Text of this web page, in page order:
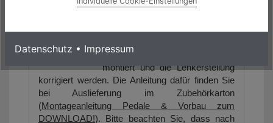
fachgerecht endmontiert und
im Lieferumfang vorhanden)
montiert und die Lenkerstellung
korrigiert werden. Die Anleitung dafür finden Sie
bei Auslieferung im Zubehörkarton
(Montageanleitung Pedale & Vorbau zum
DOWNLOAD!). Bitte beachten Sie, dass nach
Datenschutz • Impressum